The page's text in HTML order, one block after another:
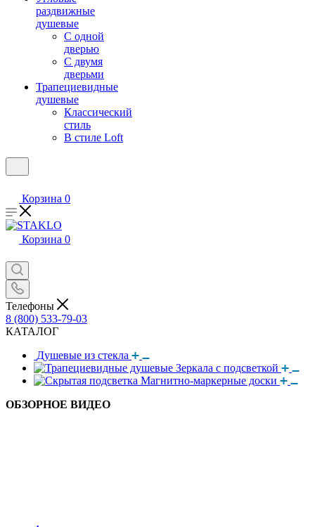
раздвижные
душевые
С одной
дверью
С двумя
дверьми
Трапециевидные
душевые
Классический
стиль
В стиле Loft
Корзина 0
Корзина 0
Телефоны
8 (800) 533-79-03
КАТАЛОГ
Душевые из стекла
Зеркала с подсветкой
Магнитно-маркерные доски
ОБЗОРНОЕ ВИДЕО